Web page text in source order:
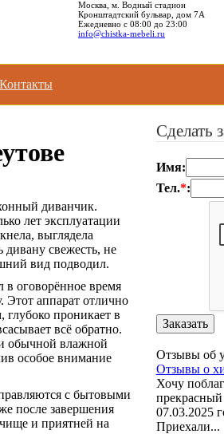
Москва, м. Водный стадион
Кронштадтский бульвар, дом 7А
Ежедневно с 08:00 до 23:00
info@chistka-mebeli.ru
Контакты
диванчик.
лет эксплуатации
выглядела
дивану свежесть, не
вид подводил.
в оговорённое время
аппарат отлично
проникает в
всё обратно.
обычной влажной
особое внимание
с бытовыми
после завершения
и приятней на
Сделать
Имя:
Тел.*:
Отзывы об
Отзывы о
Хочу
07.03.2025
Приехали...